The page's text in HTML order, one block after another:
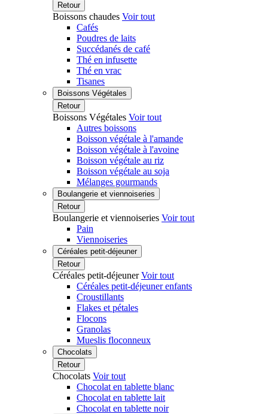
Retour
Boissons chaudes Voir tout
Cafés
Poudres de laits
Succédanés de café
Thé en infusette
Thé en vrac
Tisanes
Boissons Végétales
Retour
Boissons Végétales Voir tout
Autres boissons
Boisson végétale à l'amande
Boisson végétale à l'avoine
Boisson végétale au riz
Boisson végétale au soja
Mélanges gourmands
Boulangerie et viennoiseries
Retour
Boulangerie et viennoiseries Voir tout
Pain
Viennoiseries
Céréales petit-déjeuner
Retour
Céréales petit-déjeunerVoir tout
Céréales petit-déjeuner enfants
Croustillants
Flakes et pétales
Flocons
Granolas
Mueslis floconneux
Chocolats
Retour
Chocolats Voir tout
Chocolat en tablette blanc
Chocolat en tablette lait
Chocolat en tablette noir